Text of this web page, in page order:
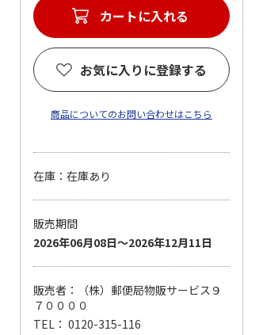
カートに入れる
お気に入りに登録する
商品についてのお問い合わせはこちら
在庫：在庫あり
販売期間
2026年06月08日～2026年12月11日
販売者：（株）郵便局物販サービス９
７００００
TEL： 0120-315-116